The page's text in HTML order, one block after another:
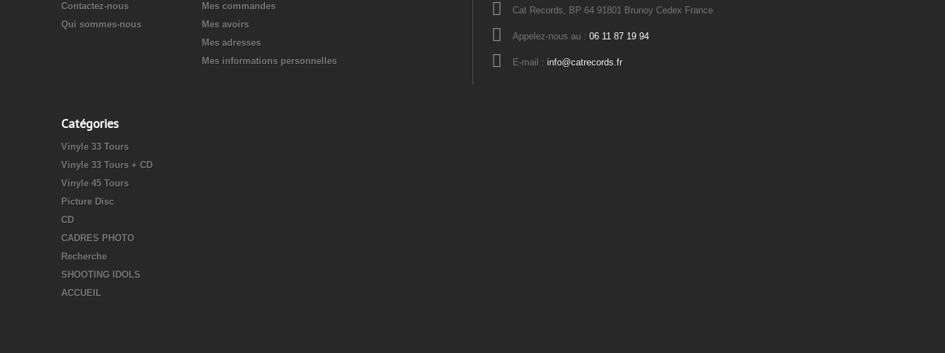
Contactez-nous
Qui sommes-nous
Mes commandes
Mes avoirs
Mes adresses
Mes informations personnelles
Cat Records, BP 64 91801 Brunoy Cedex France
Appelez-nous au : 06 11 87 19 94
E-mail : info@catrecords.fr
Catégories
Vinyle 33 Tours
Vinyle 33 Tours + CD
Vinyle 45 Tours
Picture Disc
CD
CADRES PHOTO
Recherche
SHOOTING IDOLS
ACCUEIL